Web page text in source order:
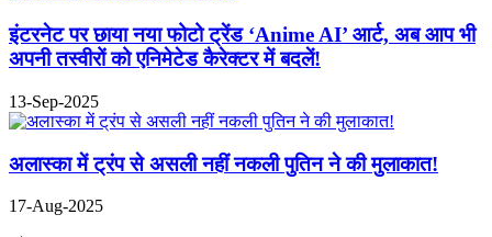
इंटरनेट पर छाया नया फोटो ट्रेंड ‘Anime AI’ आर्ट, अब आप भी
अपनी तस्वीरों को एनिमेटेड कैरेक्टर में बदलें!
13-Sep-2025
अलास्का में ट्रंप से असली नहीं नकली पुतिन ने की मुलाकात!
17-Aug-2025